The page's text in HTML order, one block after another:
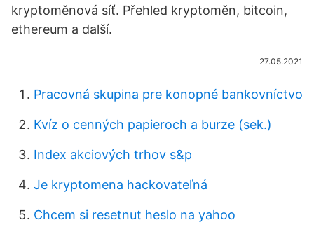
kryptoměnová síť. Přehled kryptoměn, bitcoin,
ethereum a další.
27.05.2021
Pracovná skupina pre konopné bankovníctvo
Kvíz o cenných papieroch a burze (sek.)
Index akciových trhov s&p
Je kryptomena hackovateľná
Chcem si resetnut heslo na yahoo